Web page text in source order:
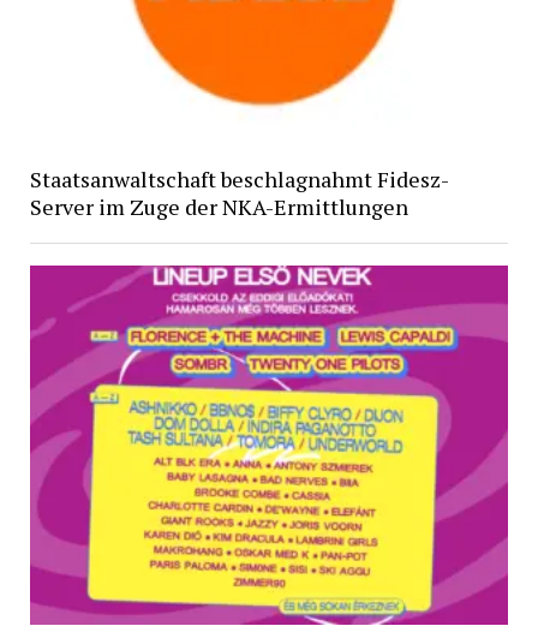
Staatsanwaltschaft beschlagnahmt Fidesz-
Server im Zuge der NKA-Ermittlungen